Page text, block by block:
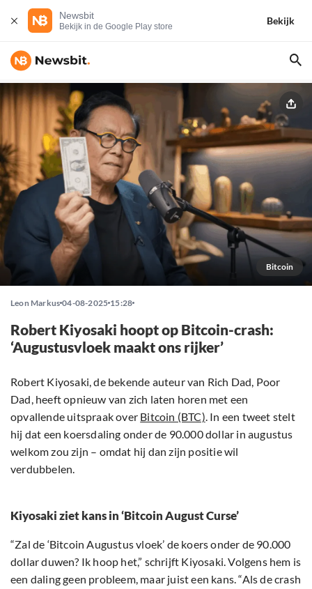
Newsbit
Bekijk in de Google Play store
Bekijk
Bitcoin
Leon Markus 04-08-2025 15:28
Robert Kiyosaki hoopt op Bitcoin-crash:
‘Augustusvloek maakt ons rijker’
Robert Kiyosaki, de bekende auteur van Rich Dad, Poor
Dad, heeft opnieuw van zich laten horen met een
opvallende uitspraak over Bitcoin (BTC). In een tweet stelt
hij dat een koersdaling onder de 90.000 dollar in augustus
welkom zou zijn – omdat hij dan zijn positie wil
verdubbelen.
Kiyosaki ziet kans in ‘Bitcoin August Curse’
“Zal de ‘Bitcoin Augustus vloek’ de koers onder de 90.000
dollar duwen? Ik hoop het,” schrijft Kiyosaki. Volgens hem is
een daling geen probleem, maar juist een kans. “Als de crash